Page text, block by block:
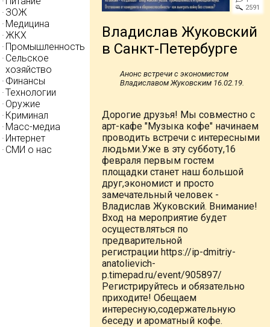
ЗОЖ
Медицина
ЖКХ
Промышленность
Сельское
хозяйство
Финансы
Технологии
Оружие
Криминал
Масс-медиа
Интернет
СМИ о нас
2591
Владислав Жуковский
в Санкт-Петербурге
Анонс встречи с экономистом
Владиславом Жуковским 16.02.19.
Дорогие друзья! Мы совместно с
арт-кафе "Музыка кофе" начинаем
проводить встречи с интересными
людьми.Уже в эту субботу,16
февраля первым гостем
площадки станет наш большой
друг,экономист и просто
замечательный человек -
Владислав Жуковский. Внимание!
Вход на мероприятие будет
осуществляться по
предварительной
регистрации https://ip-dmitriy-
anatolievich-
p.timepad.ru/event/905897/
Регистрируйтесь и обязательно
приходите! Обещаем
интересную,содержательную
беседу и ароматный кофе.